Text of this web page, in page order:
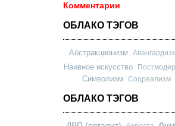
Комментарии
ОБЛАКО ТЭГОВ
Абстракционизм
Наивное искусство
Символизм Соцреализм
ОБЛАКО ТЭГОВ